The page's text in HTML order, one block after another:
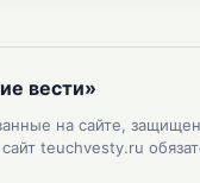
вести»
на сайте,
teuchvesty.ru